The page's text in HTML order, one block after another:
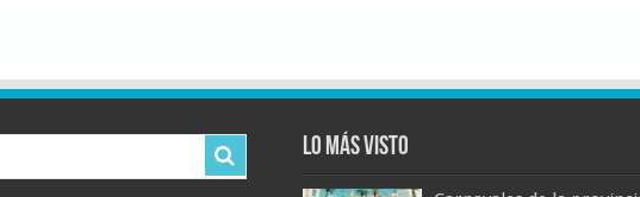
Lo más visto